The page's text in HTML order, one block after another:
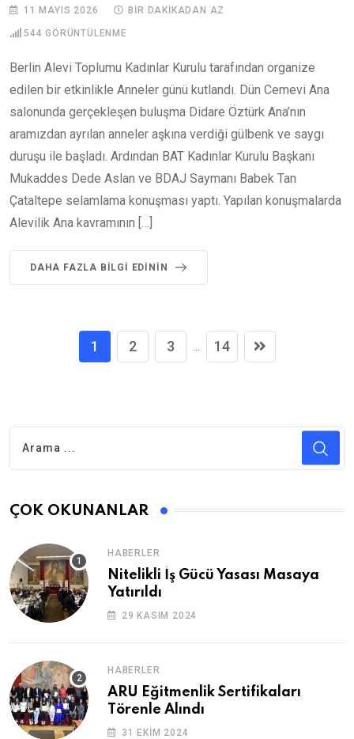
11 MAYIS 2026 BIR DAKIKADAN AZ
544 GÖRÜNTÜLENME
Berlin Alevi Toplumu Kadınlar Kurulu tarafından organize
edilen bir etkinlikle Anneler günü kutlandı. Dün Cemevi Ana
salonunda gerçekleşen buluşma Didare Öztürk Ana’nın
aramızdan ayrılan anneler aşkına verdiği gülbenk ve saygı
duruşu ile başladı. Ardından BAT Kadınlar Kurulu Başkanı
Mukaddes Dede Aslan ve BDAJ Saymanı Babek Tan
Çataltepe selamlama konuşması yaptı. Yapılan konuşmalarda
Alevilik Ana kavramının […]
DAHA FAZLA BILGI EDININ
1 2 3 ... 14
ÇOK OKUNANLAR
HABERLER
Nitelikli İş Gücü Yasası Masaya
Yatırıldı
29 KASIM 2024
HABERLER
ARU Eğitmenlik Sertifikaları
Törenle Alındı
31 EKIM 2024